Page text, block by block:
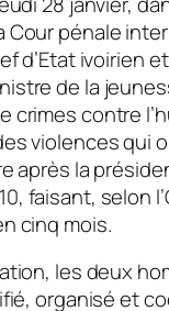
Cour pénale
d’Etat ivoirien
de la
crimes contre
violences qui
après la
faisant, selon
cinq mois.
les deux
organisé et